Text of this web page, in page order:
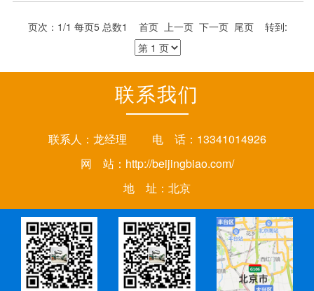
页次：1/1 每页5 总数1 首页 上一页 下一页 尾页 转到:
联系我们
联系人：龙经理 电 话：13341014926
网 站： http://beijingbiao.com/
地 址：北京